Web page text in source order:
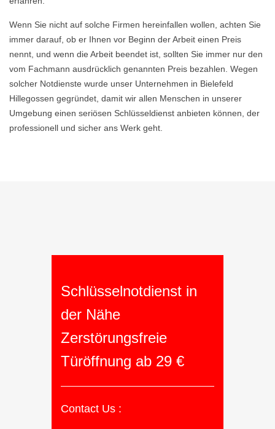
Wenn Sie nicht auf solche Firmen hereinfallen wollen, achten Sie
immer darauf, ob er Ihnen vor Beginn der Arbeit einen Preis
nennt, und wenn die Arbeit beendet ist, sollten Sie immer nur den
vom Fachmann ausdrücklich genannten Preis bezahlen. Wegen
solcher Notdienste wurde unser Unternehmen in Bielefeld
Hillegossen gegründet, damit wir allen Menschen in unserer
Umgebung einen seriösen Schlüsseldienst anbieten können, der
professionell und sicher ans Werk geht.
Schlüsselnotdienst in
der Nähe
Zerstörungsfreie
Türöffnung ab 29 €
Contact Us :